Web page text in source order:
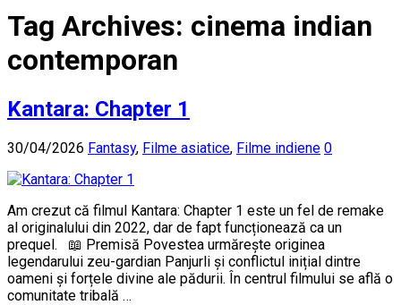
Tag Archives: cinema indian
contemporan
Kantara: Chapter 1
30/04/2026 Fantasy, Filme asiatice, Filme indiene 0
Am crezut că filmul Kantara: Chapter 1 este un fel de remake
al originalului din 2022, dar de fapt funcționează ca un
prequel. 📖 Premisă Povestea urmărește originea
legendarului zeu-gardian Panjurli și conflictul inițial dintre
oameni și forțele divine ale pădurii. În centrul filmului se află o
comunitate tribală …